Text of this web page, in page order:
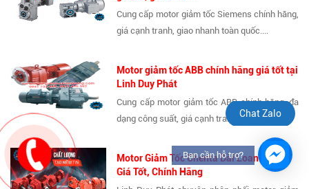
Cung cấp motor giảm tốc Siemens chính hãng,
giá cạnh tranh, giao nhanh toàn quốc....
Motor giảm tốc ABB chính hãng giá tốt tại
Linh Duy Phát
Cung cấp motor giảm tốc ABB chính hãng, đa
dạng công suất, giá cạnh tranh...
Motor Giảm Tốc Chenta Đài Loan Bền Bỉ,
Giá Tốt, Chính Hãng
Chat Zalo
Bạn cần hỗ trợ?